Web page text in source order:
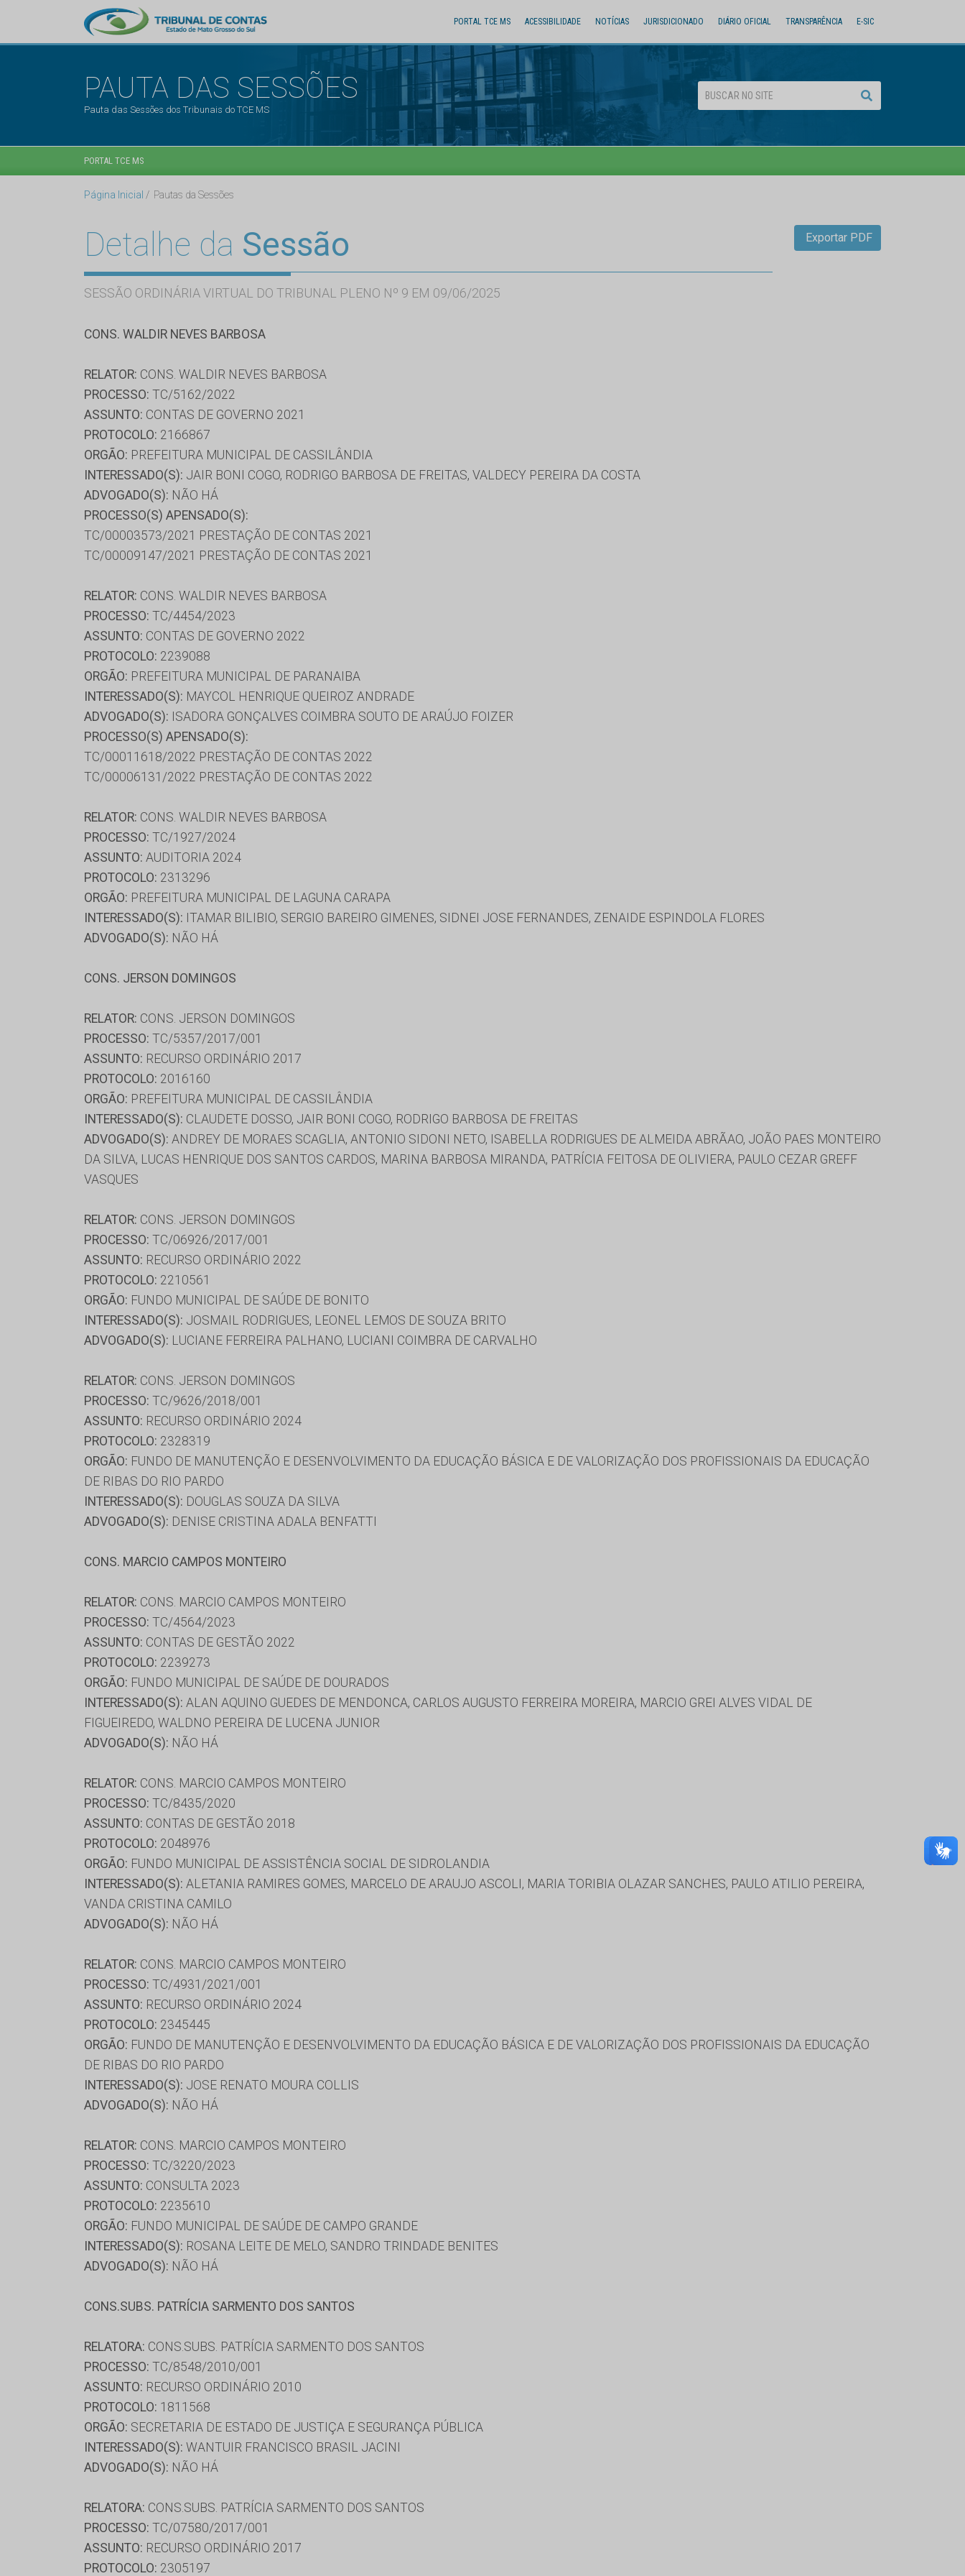
PORTAL TCE MS ACESSIBILIDADE NOTÍCIAS JURISDICIONADO DIÁRIO OFICIAL TRANSPARÊNCIA E-SIC
PAUTA DAS SESSÕES
Pauta das Sessões dos Tribunais do TCE MS
PORTAL TCE MS
Página Inicial Pautas da Sessões
Detalhe da Sessão
SESSÃO ORDINÁRIA VIRTUAL DO TRIBUNAL PLENO Nº 9 EM 09/06/2025
Exportar PDF
CONS. WALDIR NEVES BARBOSA
RELATOR: CONS. WALDIR NEVES BARBOSA
PROCESSO: TC/5162/2022
ASSUNTO: CONTAS DE GOVERNO 2021
PROTOCOLO: 2166867
ORGÃO: PREFEITURA MUNICIPAL DE CASSILÂNDIA
INTERESSADO(S): JAIR BONI COGO, RODRIGO BARBOSA DE FREITAS, VALDECY PEREIRA DA COSTA
ADVOGADO(S): NÃO HÁ
PROCESSO(S) APENSADO(S):
TC/00003573/2021 PRESTAÇÃO DE CONTAS 2021
TC/00009147/2021 PRESTAÇÃO DE CONTAS 2021
RELATOR: CONS. WALDIR NEVES BARBOSA
PROCESSO: TC/4454/2023
ASSUNTO: CONTAS DE GOVERNO 2022
PROTOCOLO: 2239088
ORGÃO: PREFEITURA MUNICIPAL DE PARANAIBA
INTERESSADO(S): MAYCOL HENRIQUE QUEIROZ ANDRADE
ADVOGADO(S): ISADORA GONÇALVES COIMBRA SOUTO DE ARAÚJO FOIZER
PROCESSO(S) APENSADO(S):
TC/00011618/2022 PRESTAÇÃO DE CONTAS 2022
TC/00006131/2022 PRESTAÇÃO DE CONTAS 2022
RELATOR: CONS. WALDIR NEVES BARBOSA
PROCESSO: TC/1927/2024
ASSUNTO: AUDITORIA 2024
PROTOCOLO: 2313296
ORGÃO: PREFEITURA MUNICIPAL DE LAGUNA CARAPA
INTERESSADO(S): ITAMAR BILIBIO, SERGIO BAREIRO GIMENES, SIDNEI JOSE FERNANDES, ZENAIDE ESPINDOLA FLORES
ADVOGADO(S): NÃO HÁ
CONS. JERSON DOMINGOS
RELATOR: CONS. JERSON DOMINGOS
PROCESSO: TC/5357/2017/001
ASSUNTO: RECURSO ORDINÁRIO 2017
PROTOCOLO: 2016160
ORGÃO: PREFEITURA MUNICIPAL DE CASSILÂNDIA
INTERESSADO(S): CLAUDETE DOSSO, JAIR BONI COGO, RODRIGO BARBOSA DE FREITAS
ADVOGADO(S): ANDREY DE MORAES SCAGLIA, ANTONIO SIDONI NETO, ISABELLA RODRIGUES DE ALMEIDA ABRÃAO, JOÃO PAES MONTEIRO
DA SILVA, LUCAS HENRIQUE DOS SANTOS CARDOS, MARINA BARBOSA MIRANDA, PATRÍCIA FEITOSA DE OLIVIERA, PAULO CEZAR GREFF
VASQUES
RELATOR: CONS. JERSON DOMINGOS
PROCESSO: TC/06926/2017/001
ASSUNTO: RECURSO ORDINÁRIO 2022
PROTOCOLO: 2210561
ORGÃO: FUNDO MUNICIPAL DE SAÚDE DE BONITO
INTERESSADO(S): JOSMAIL RODRIGUES, LEONEL LEMOS DE SOUZA BRITO
ADVOGADO(S): LUCIANE FERREIRA PALHANO, LUCIANI COIMBRA DE CARVALHO
RELATOR: CONS. JERSON DOMINGOS
PROCESSO: TC/9626/2018/001
ASSUNTO: RECURSO ORDINÁRIO 2024
PROTOCOLO: 2328319
ORGÃO: FUNDO DE MANUTENÇÃO E DESENVOLVIMENTO DA EDUCAÇÃO BÁSICA E DE VALORIZAÇÃO DOS PROFISSIONAIS DA EDUCAÇÃO
DE RIBAS DO RIO PARDO
INTERESSADO(S): DOUGLAS SOUZA DA SILVA
ADVOGADO(S): DENISE CRISTINA ADALA BENFATTI
CONS. MARCIO CAMPOS MONTEIRO
RELATOR: CONS. MARCIO CAMPOS MONTEIRO
PROCESSO: TC/4564/2023
ASSUNTO: CONTAS DE GESTÃO 2022
PROTOCOLO: 2239273
ORGÃO: FUNDO MUNICIPAL DE SAÚDE DE DOURADOS
INTERESSADO(S): ALAN AQUINO GUEDES DE MENDONCA, CARLOS AUGUSTO FERREIRA MOREIRA, MARCIO GREI ALVES VIDAL DE
FIGUEIREDO, WALDNO PEREIRA DE LUCENA JUNIOR
ADVOGADO(S): NÃO HÁ
RELATOR: CONS. MARCIO CAMPOS MONTEIRO
PROCESSO: TC/8435/2020
ASSUNTO: CONTAS DE GESTÃO 2018
PROTOCOLO: 2048976
ORGÃO: FUNDO MUNICIPAL DE ASSISTÊNCIA SOCIAL DE SIDROLANDIA
INTERESSADO(S): ALETANIA RAMIRES GOMES, MARCELO DE ARAUJO ASCOLI, MARIA TORIBIA OLAZAR SANCHES, PAULO ATILIO PEREIRA,
VANDA CRISTINA CAMILO
ADVOGADO(S): NÃO HÁ
RELATOR: CONS. MARCIO CAMPOS MONTEIRO
PROCESSO: TC/4931/2021/001
ASSUNTO: RECURSO ORDINÁRIO 2024
PROTOCOLO: 2345445
ORGÃO: FUNDO DE MANUTENÇÃO E DESENVOLVIMENTO DA EDUCAÇÃO BÁSICA E DE VALORIZAÇÃO DOS PROFISSIONAIS DA EDUCAÇÃO
DE RIBAS DO RIO PARDO
INTERESSADO(S): JOSE RENATO MOURA COLLIS
ADVOGADO(S): NÃO HÁ
RELATOR: CONS. MARCIO CAMPOS MONTEIRO
PROCESSO: TC/3220/2023
ASSUNTO: CONSULTA 2023
PROTOCOLO: 2235610
ORGÃO: FUNDO MUNICIPAL DE SAÚDE DE CAMPO GRANDE
INTERESSADO(S): ROSANA LEITE DE MELO, SANDRO TRINDADE BENITES
ADVOGADO(S): NÃO HÁ
CONS.SUBS. PATRÍCIA SARMENTO DOS SANTOS
RELATORA: CONS.SUBS. PATRÍCIA SARMENTO DOS SANTOS
PROCESSO: TC/8548/2010/001
ASSUNTO: RECURSO ORDINÁRIO 2010
PROTOCOLO: 1811568
ORGÃO: SECRETARIA DE ESTADO DE JUSTIÇA E SEGURANÇA PÚBLICA
INTERESSADO(S): WANTUIR FRANCISCO BRASIL JACINI
ADVOGADO(S): NÃO HÁ
RELATORA: CONS.SUBS. PATRÍCIA SARMENTO DOS SANTOS
PROCESSO: TC/07580/2017/001
ASSUNTO: RECURSO ORDINÁRIO 2017
PROTOCOLO: 2305197